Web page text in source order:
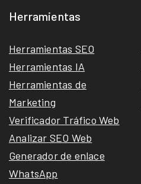
Herramientas
Herramientas SEO
Herramientas IA
Herramientas de
Marketing
Verificador Tráfico Web
Analizar SEO Web
Generador de enlace
WhatsApp